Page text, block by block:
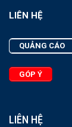
LIÊN HỆ
QUẢNG CÁO
GÓP Ý
LIÊN HỆ